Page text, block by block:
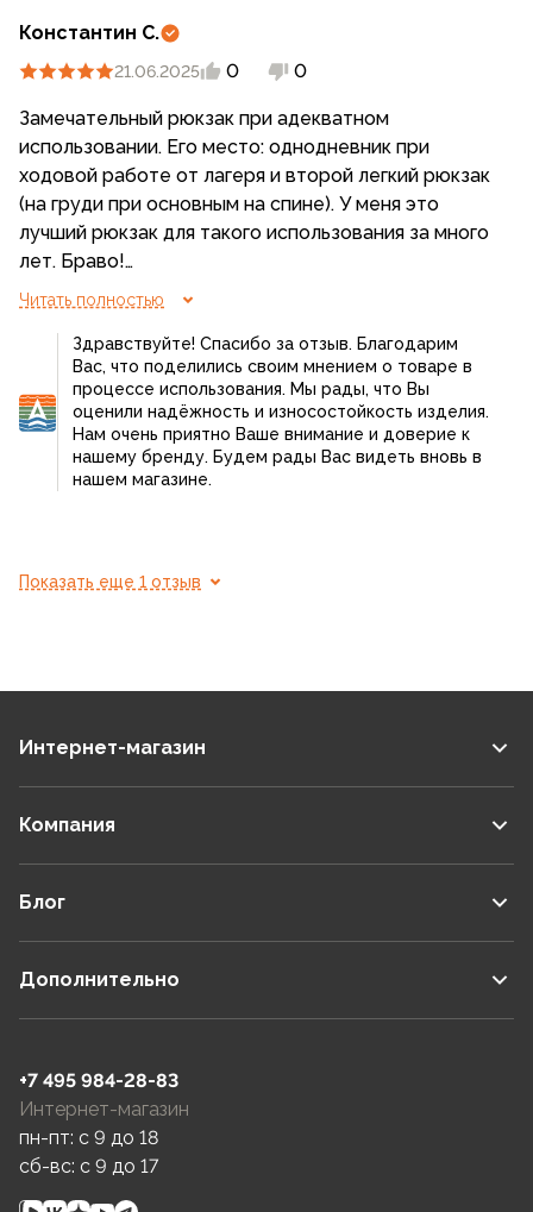
Константин С.
21.06.2025 0 0
Замечательный рюкзак при адекватном
использовании. Его место: однодневник при
ходовой работе от лагеря и второй легкий рюкзак
(на груди при основным на спине). У меня это
лучший рюкзак для такого использования за много
лет. Браво!
сколько он у меня лет выжил при достаточно
жестком экспедиционном (не туристическом!)
использовании. Покупал, если правильно помню, в
первый, когда они появились в продаже.
Форма, спина и лямки для таких задач -
практически идеальные, а спина позволяет носить
Карманчики слабенькие, не стоит носить в таких
ветки цепляться).
следующему полевому сезону буду покупать на
Читать полностью
Здравствуйте! Спасибо за отзыв. Благодарим
Вас, что поделились своим мнением о товаре в
процессе использования. Мы рады, что Вы
оценили надёжность и износостойкость изделия.
Нам очень приятно Ваше внимание и доверие к
нашему бренду. Будем рады Вас видеть вновь в
нашем магазине.
Показать еще 1 отзыв
Интернет-магазин
Компания
Блог
Дополнительно
+7 495 984-28-83
Интернет-магазин
пн-пт: c 9 до 18
сб-вс: c 9 до 17